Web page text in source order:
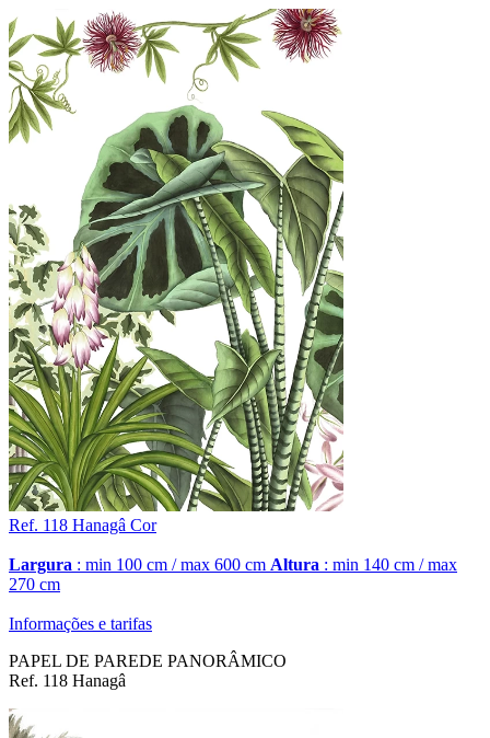
Ref. 118 Hanagâ Cor
Largura : min 100 cm / max 600 cm Altura : min 140 cm / max
270 cm
Informações e tarifas
PAPEL DE PAREDE PANORÂMICO
Ref. 118 Hanagâ